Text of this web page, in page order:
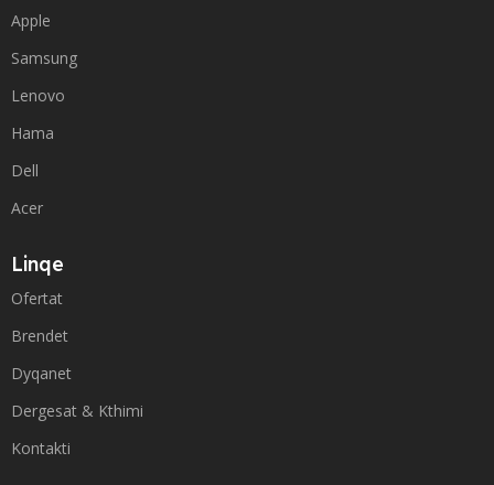
Apple
Samsung
Lenovo
Hama
Dell
Acer
Linqe
Ofertat
Brendet
Dyqanet
Dergesat & Kthimi
Kontakti